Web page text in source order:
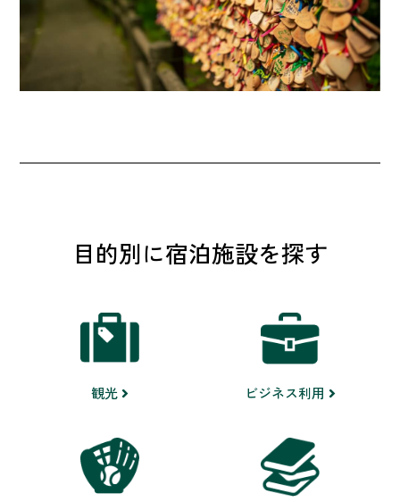
目的別に宿泊施設を探す
観光 ビジネス利用